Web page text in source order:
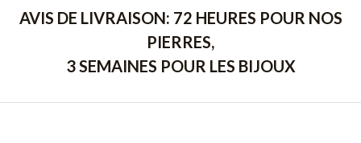
AVIS DE LIVRAISON: 72 HEURES POUR NOS
PIERRES,
3 SEMAINES POUR LES BIJOUX